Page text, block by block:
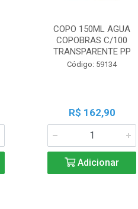
COPO 150ML AGUA
COPOBRAS C/100
TRANSPARENTE PP
Código: 59134
R$ 162,90
Adicionar